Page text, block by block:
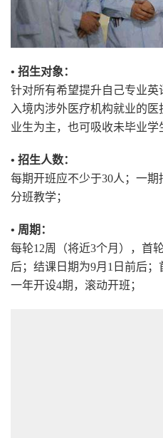
• 招生对象：
针对所有希望提升自己专业
入境内涉外医疗机构就业的
业生为主，也可吸收未毕业学
• 招生人数：
每期开班应不少于30人；一
分班教学；
• 周期：
每轮12周（将近3个月），首
后；结课日期为9月1日前后；
一年开设4期，滚动开班；